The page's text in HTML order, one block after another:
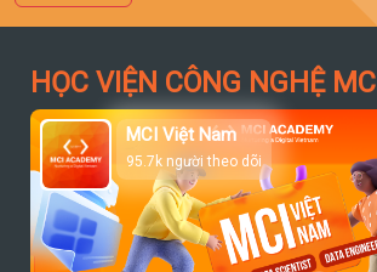
HỌC VIỆN CÔNG NGHỆ MCI
MCI Việt Nam
95.7k người theo dõi